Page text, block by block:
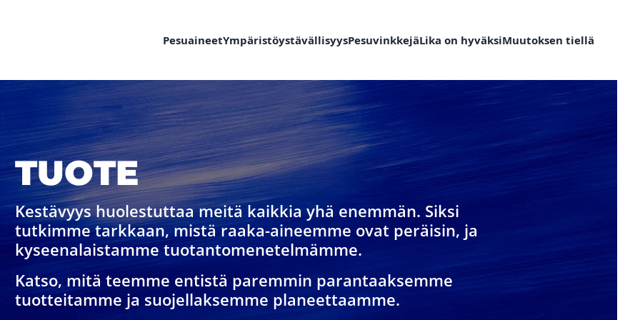
PesuaineetYmpäristöystävällisyysPesuvinkkejäLika on hyväksiMuutoksen tiellä
TUOTE
Kestävyys huolestuttaa meitä kaikkia yhä enemmän. Siksi
tutkimme tarkkaan, mistä raaka-aineemme ovat peräisin, ja
kyseenalaistamme tuotantomenetelmämme.
Katso, mitä teemme entistä paremmin parantaaksemme
tuotteitamme ja suojellaksemme planeettaamme.